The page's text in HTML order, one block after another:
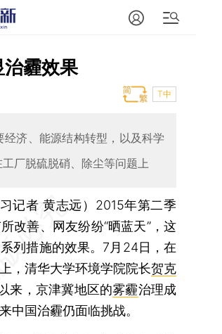
霾效果
T中
济、能源结构转型，以及科学
厂脱硫脱硝、除尘等问题上
记者 黄志远） 2015年第二季
改善、网友纷纷“晒蓝天”，这
列措施的效果。7月24日，在
，清华大学环境学院院长贺克
来，京津冀地区的雾霾治理成
中国治霾仍面临挑战。